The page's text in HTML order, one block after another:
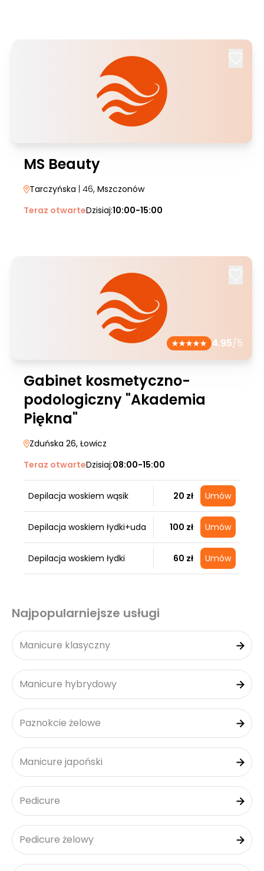
MS Beauty
Tarczyńska | 46, Mszczonów
Teraz otwarteDzisiaj:10:00-15:00
4.95/5
Gabinet kosmetyczno-
podologiczny "Akademia
Piękna"
Zduńska 26, Łowicz
Teraz otwarteDzisiaj:08:00-15:00
Depilacja woskiem wąsik 20 zł Umów
Depilacja woskiem łydki+uda 100 zł Umów
Depilacja woskiem łydki 60 zł Umów
Najpopularniejsze usługi
Manicure klasyczny
Manicure hybrydowy
Paznokcie żelowe
Manicure japoński
Pedicure
Pedicure żelowy